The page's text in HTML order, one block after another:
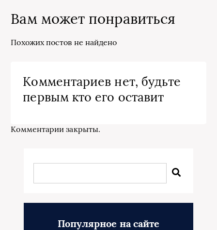
Вам может понравиться
Похожих постов не найдено
Комментариев нет, будьте
первым кто его оставит
Комментарии закрыты.
Популярное на сайте